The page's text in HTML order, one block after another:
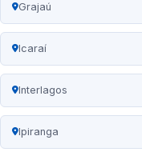
Grajaú
Icaraí
Interlagos
Ipiranga